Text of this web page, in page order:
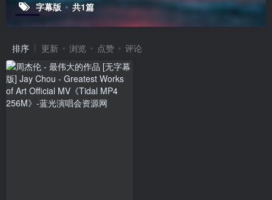
字幕版 共1篇
排序 更新 浏览 点赞 评论